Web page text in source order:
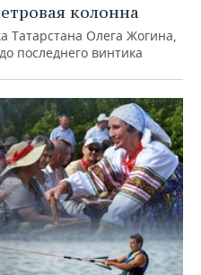
колонна
Татарстана Олега Жогина,
последнего винтика